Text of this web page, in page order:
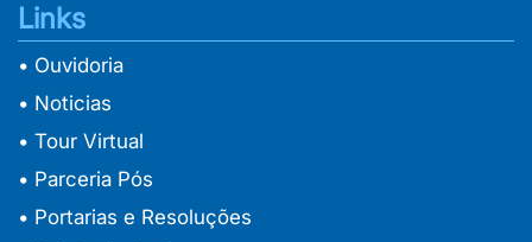
Links
• Ouvidoria
• Noticias
• Tour Virtual
• Parceria Pós
• Portarias e Resoluções